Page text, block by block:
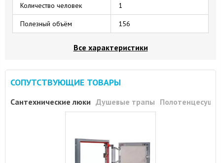
Количество человек 1
Полезный объём 156
Все характеристики
СОПУТСТВУЮЩИЕ ТОВАРЫ
Сантехнические люки Душевые трапы